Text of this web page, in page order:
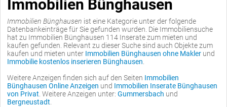
Immobilien Bünghausen
Immobilien Bünghausen ist eine Kategorie unter der folgende
Datenbankeinträge für Sie gefunden wurden. Die Immobiliensuche
hat zu Immobilien Bünghausen 114 Inserate zum mieten und
kaufen gefunden. Relevant zu dieser Suche sind auch Objekte zum
kaufen und mieten unter Immobilien Bünghausen ohne Makler und
Immobilie kostenlos inserieren Bünghausen
Weitere Anzeigen finden sich auf den Seiten Immobilien
Bünghausen Online Anzeigen und Immobilien Inserate Bünghausen
von Privat . Weitere Anzeigen unter: Gummersbach und
Bergneustadt